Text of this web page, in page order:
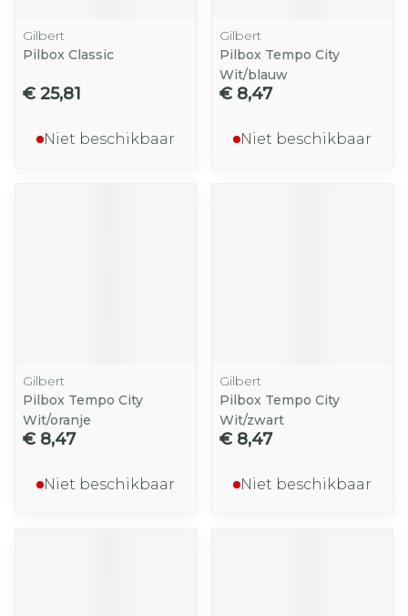
Gilbert
Pilbox Classic
€ 25,81
Niet beschikbaar
Gilbert
Pilbox Tempo City
Wit/blauw
€ 8,47
Niet beschikbaar
Gilbert
Pilbox Tempo City
Wit/oranje
€ 8,47
Niet beschikbaar
Gilbert
Pilbox Tempo City
Wit/zwart
€ 8,47
Niet beschikbaar